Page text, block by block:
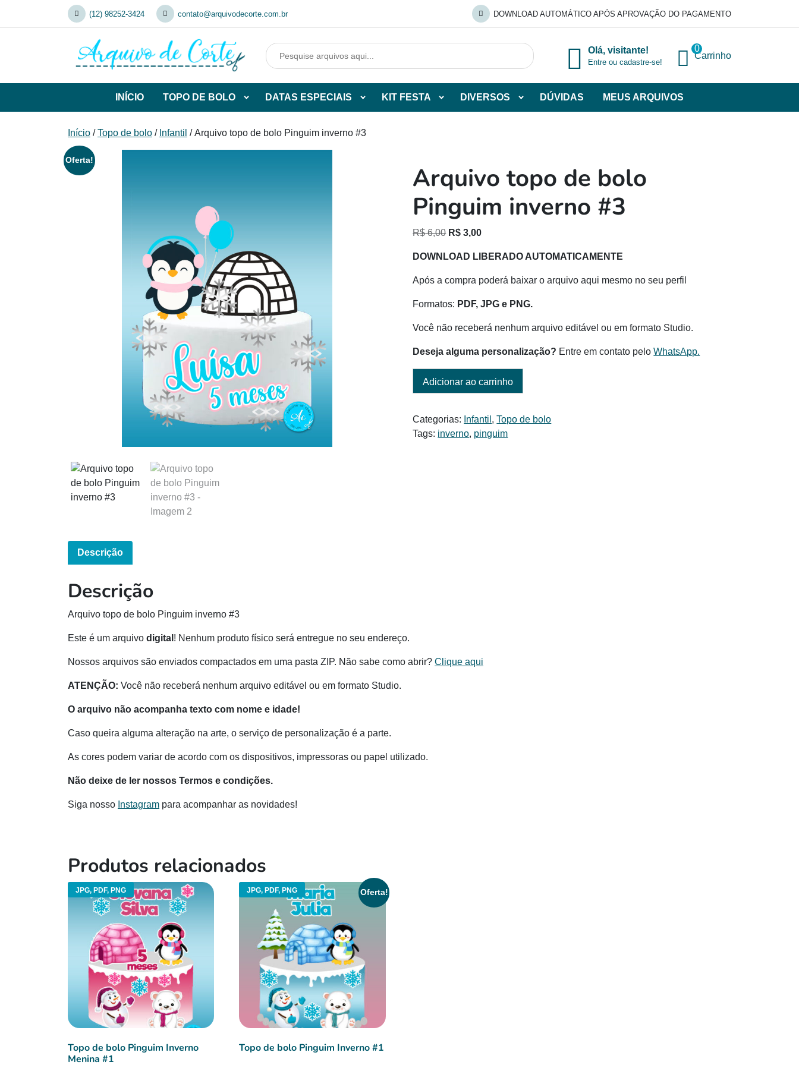
(12) 98252-3424 contato@arquivodecorte.com.br DOWNLOAD AUTOMÁTICO APÓS APROVAÇÃO DO PAGAMENTO
Olá, visitante!
Entre ou cadastre-se!
0
Carrinho
INÍCIO TOPO DE BOLO
de
DATAS ESPECIAIS
de
KIT FESTA DIVERSOS DÚVIDAS MEUS ARQUIVOS
Início /Topo de bolo / Infantil / Arquivo topo de bolo Pinguim inverno #3
Oferta!
Arquivo topo de bolo
Pinguim inverno #3
R$6,00 O
original
R$ 3,00O
atual
DOWNLOAD LIBERADO AUTOMATICAMENTE
Após a compra poderá baixar o arquivo aqui mesmo no seu perfil
Formatos: PDF, JPG e PNG.
Você não receberá nenhum arquivo editável ou em formato Studio.
Deseja alguma personalização? Entre em contato peloWhatsApp.
Adicionar ao carrinho
Categorias: Infantil ,Topo de bolo
Tags: inverno, pinguim
Descrição
Descrição
Arquivo topo de bolo Pinguim inverno #3
Este é um arquivo digital ! Nenhum produto físico será entregue no seu endereço.
Nossos arquivos são enviados compactados em uma pasta ZIP. Não sabe como abrir? Clique aqui
ATENÇÃO: Você não receberá nenhum arquivo editável ou em formato Studio.
O arquivo não acompanha texto com nome e idade!
Caso queira alguma alteração na arte, o serviço de personalização é a parte.
As cores podem variar de acordo com os dispositivos, impressoras ou papel utilizado.
Não deixe de ler nossos Termos e condições.
Siga nosso Instagram para acompanhar as novidades!
Produtos relacionados
JPG, PDF, PNG
Topo de bolo Pinguim Inverno
Menina #1
JPG, PDF, PNG Oferta!
Topo de bolo Pinguim Inverno #1